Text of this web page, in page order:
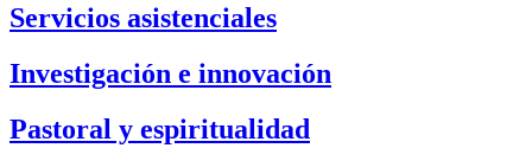
Servicios asistenciales
Investigación e innovación
Pastoral y espiritualidad